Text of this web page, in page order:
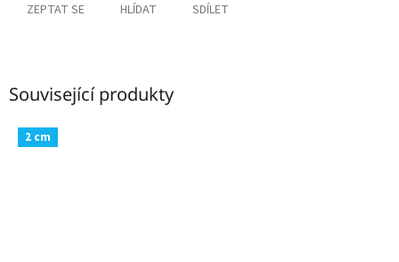
ZEPTAT SE HLÍDAT SDÍLET
Související produkty
2 cm